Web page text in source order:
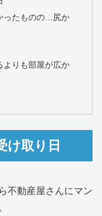
ったものの…尻か
よりも部屋が広か
け取り日
不動産屋さんにマン